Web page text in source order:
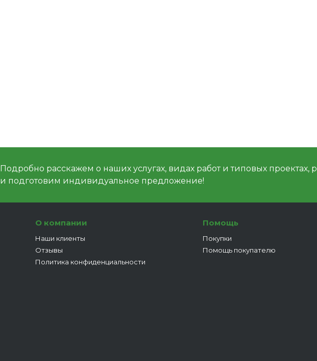
Подробно расскажем о наших услугах, видах работ и типовых проектах,
и подготовим индивидуальное предложение!
О компании
Наши клиенты
Отзывы
Политика конфиденциальности
Помощь
Покупки
Помощь покупателю